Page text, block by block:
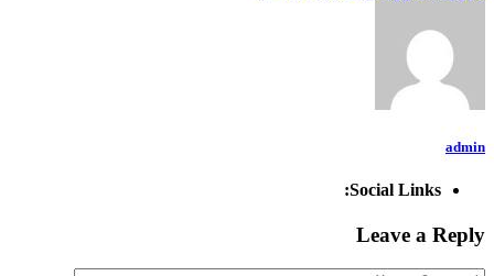
admin
Social Links:
Leave a Reply